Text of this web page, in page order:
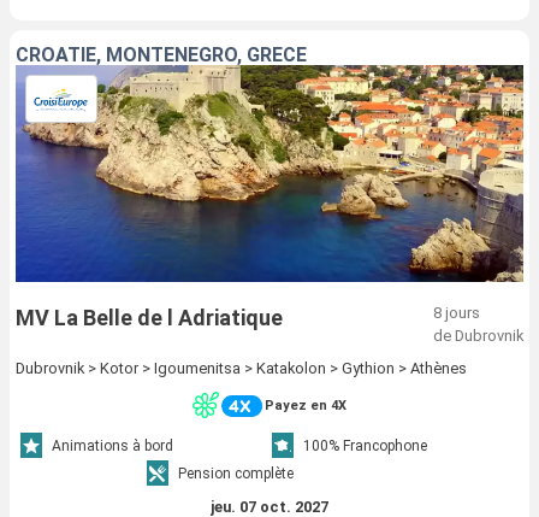
CROATIE, MONTÉNÉGRO, GRÈCE
MV La Belle de l Adriatique
8 jours
de Dubrovnik
Dubrovnik > Kotor > Igoumenitsa > Katakolon > Gythion > Athènes
Payez en 4X
Animations à bord
100% Francophone
Pension complète
jeu. 07 oct. 2027